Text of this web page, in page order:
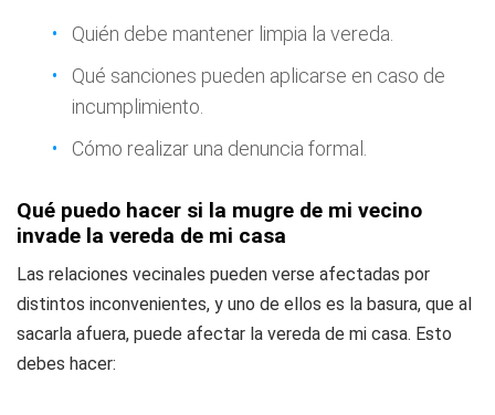
Quién debe mantener limpia la vereda.
Qué sanciones pueden aplicarse en caso de
incumplimiento.
Cómo realizar una denuncia formal.
Qué puedo hacer si la mugre de mi vecino
invade la vereda de mi casa
Las relaciones vecinales pueden verse afectadas por
distintos inconvenientes, y uno de ellos es la basura, que al
sacarla afuera, puede afectar la vereda de mi casa. Esto
debes hacer: